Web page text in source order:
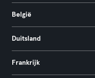
België
Duitsland
Frankrijk